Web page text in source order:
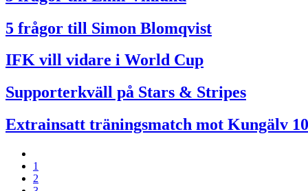
5 frågor till Simon Blomqvist
IFK vill vidare i World Cup
Supporterkväll på Stars & Stripes
Extrainsatt träningsmatch mot Kungälv
1
2